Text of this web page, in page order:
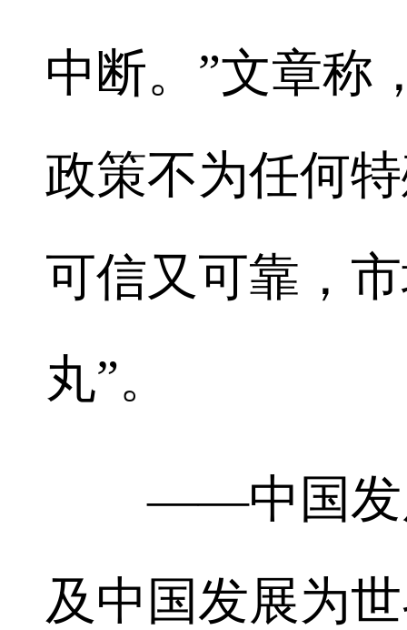
中断。”文章称
政策不为任何
可信又可靠，
丸”。
——中国发展
及中国发展为